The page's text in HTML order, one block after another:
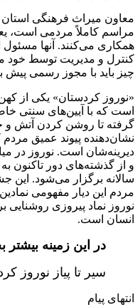
معاون میراث فرهنگی استان
مراسم کاملاً مردمی است،
همکاری می‌کنند. آنها مسئول
کنترل‌ و مدیریت توسط خود
چیز باید با مجوز رسمی پیش
«نوروز کردستان» یکی از
است که با آیین‌های سنتی
گرفته تا روشن کردن آتش و
نشان‌دهنده پیوند عمیق
دیرینه‌شان است. نوروز در
و از گذشته‌های دور تاکنون
سالانه برگزار می‌شود. این
مردم این دیار مفهومی
نوروز نماد پیروزی روشنایی
انسان است.
در این زمینه بیشتر
سیر تا پیاز نوروز
انتهای پیام